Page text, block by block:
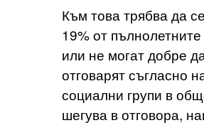
Към това трябва да
19% от
или не могат добре
отговарят съгласно
социални групи в
шегува в отговора,